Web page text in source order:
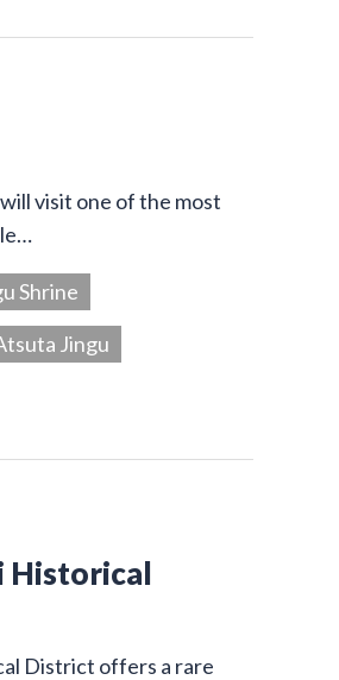
visit one of the most
Shrine
Jingu
Historical
District offers a rare